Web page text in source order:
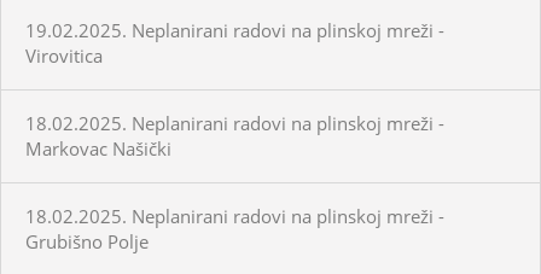
19.02.2025. Neplanirani radovi na plinskoj mreži -
Virovitica
18.02.2025. Neplanirani radovi na plinskoj mreži -
Markovac Našički
18.02.2025. Neplanirani radovi na plinskoj mreži -
Grubišno Polje